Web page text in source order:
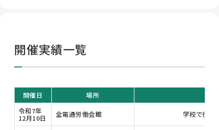
開催実績一覧
開催日 場所
令和7年
12月10日 全電通労働会館 学校で役立